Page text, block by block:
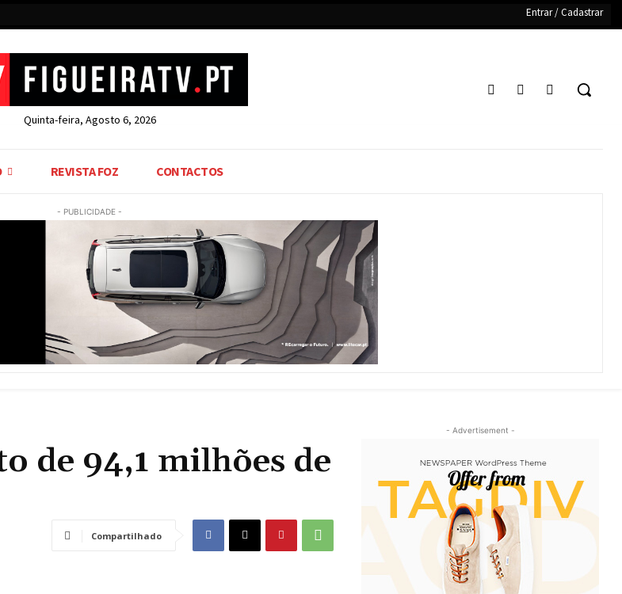
Entrar / Cadastrar
Quinta-feira, Agosto 6, 2026
REVISTA FOZ CONTACTOS
- PUBLICIDADE -
de 94,1 milhões de
Compartilhado
- Advertisement -